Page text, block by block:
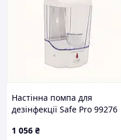
Настінна помпа для
дезінфекції Safe Pro 99276
1 056 ₴